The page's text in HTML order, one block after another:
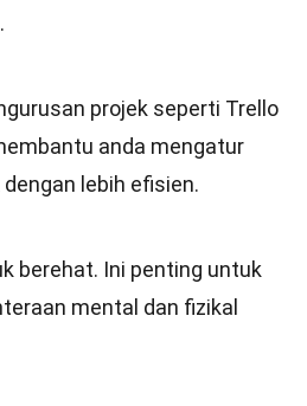
projek seperti Trello
anda mengatur
lebih efisien.
berehat. Ini penting untuk
mental dan fizikal